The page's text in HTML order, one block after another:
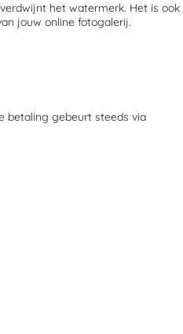
het watermerk. Het is ook
jouw online fotogalerij.
betaling gebeurt steeds via